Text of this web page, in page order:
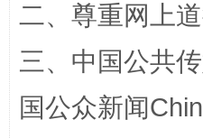
二、尊重网上
三、中国公共
国公众新闻